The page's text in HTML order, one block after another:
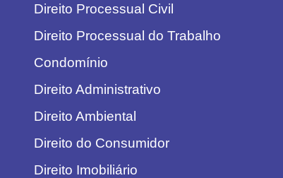
Direito Processual Civil
Direito Processual do Trabalho
Condomínio
Direito Administrativo
Direito Ambiental
Direito do Consumidor
Direito Imobiliário